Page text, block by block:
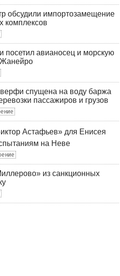
обсудили импортозамещение
комплексов
посетил авианосец и морскую
спущена на воду баржа
пассажиров и грузов
Астафьев» для Енисея
на Неве
из санкционных